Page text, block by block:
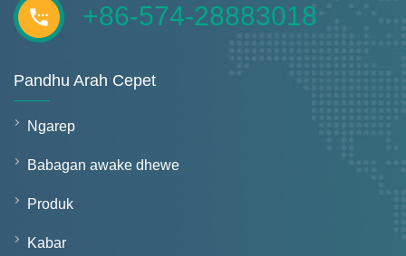
+86-574-28883018
Pandhu Arah Cepet
Ngarep
Babagan awake dhewe
Produk
Kabar